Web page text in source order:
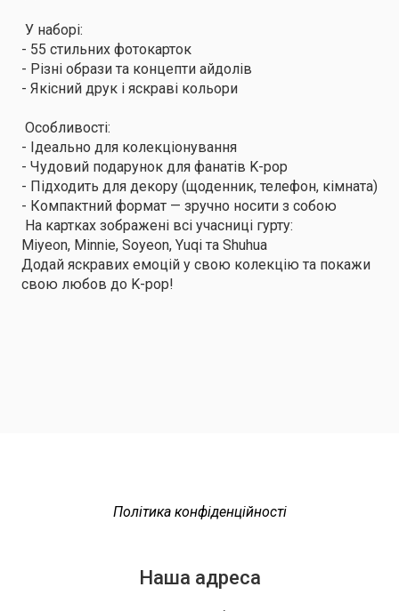
У наборі:
- 55 стильних фотокарток
- Різні образи та концепти айдолів
- Якісний друк і яскраві кольори
Особливості:
- Ідеально для колекціонування
- Чудовий подарунок для фанатів K-pop
- Підходить для декору (щоденник, телефон, кімната)
- Компактний формат — зручно носити з собою
На картках зображені всі учасниці гурту:
Miyeon, Minnie, Soyeon, Yuqi та Shuhua
Додай яскравих емоцій у свою колекцію та покажи
свою любов до K-pop!
Політика конфіденційності
Наша адреса